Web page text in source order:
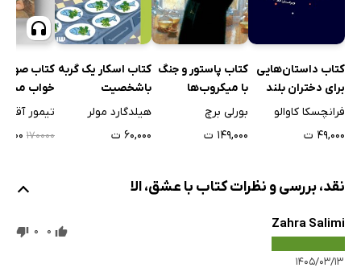
کتاب داستان‌هایی
برای دختران بلند
پرواز
فرانچسکا کاوالو
۴۹,۰۰۰ ت
کتاب پاستور و جنگ
با میکروب‌ها
بورلی برچ
۱۴۹,۰۰۰ ت
کتاب اسکار یک گربه
باشخصیت
هیلدگارد مولر
۶۰,۰۰۰ ت
کتاب
خواب
هستی
تیمور
۱۷۰۰۰۰
نقد، بررسی و نظرات کتاب با عشق، الا
Zahra Salimi
۱۴۰۵/۰۳/۱۳
0
0